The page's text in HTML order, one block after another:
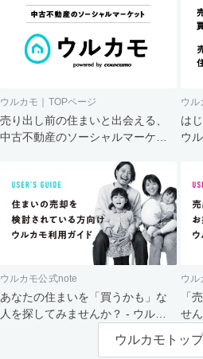
ウルカモ｜TOPページ
売り出し前の住まいと出会える、
中古不動産のソーシャルマーケッ
ウル
は
ウ
ウルカモ公式note
あなたの住まいを「買うかも」な
人を探してみませんか？ - ウルカ
ウル
「
せ
主
ウルカモトッ